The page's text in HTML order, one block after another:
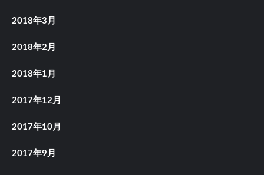
2018年3月
2018年2月
2018年1月
2017年12月
2017年10月
2017年9月